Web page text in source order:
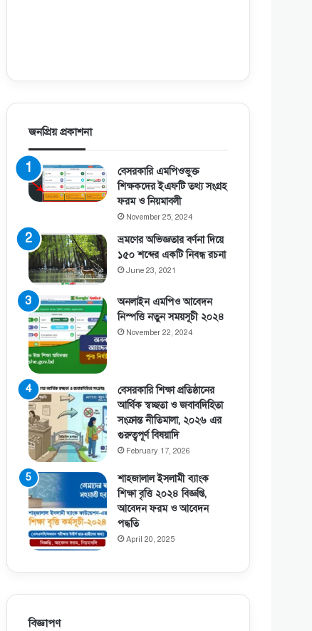
জনপ্রিয় প্রকাশনা
বেসরকারি এমপিওভুক্ত
শিক্ষকদের ইএফটি তথ্য সংগ্রহ
ফরম ও নিয়মাবলী
November 25, 2024
ভ্রমণের অভিজ্ঞতার বর্ণনা দিয়ে
১৫০ শব্দের একটি নিবন্ধ রচনা
June 23, 2021
অনলাইন এমপিও আবেদন
নিস্পত্তি নতুন সময়সূচী ২০২৪
November 22, 2024
বেসরকারি শিক্ষা প্রতিষ্ঠানের
আর্থিক স্বচ্ছতা ও জবাবদিহিতা
সংক্রান্ত নীতিমালা, ২০২৬ এর
গুরুত্বপূর্ণ বিষয়াদি
February 17, 2026
শাহজালাল ইসলামী ব্যাংক
শিক্ষা বৃত্তি ২০২৪ বিজ্ঞপ্তি,
আবেদন ফরম ও আবেদন
পদ্ধতি
April 20, 2025
বিজ্ঞাপণ